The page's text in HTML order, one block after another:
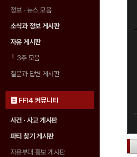
정보 · 뉴스 모음
소식과 정보 게시판
자유 게시판
└3추 모음
질문과 답변 게시판
FF14 커뮤니티
사건 · 사고 게시판
파티 찾기 게시판
자유부대 홍보 게시판